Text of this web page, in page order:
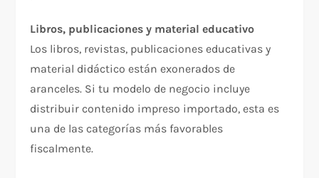
Libros, publicaciones y material educativo
Los libros, revistas, publicaciones educativas y
material didáctico están exonerados de
aranceles. Si tu modelo de negocio incluye
distribuir contenido impreso importado, esta es
una de las categorías más favorables
fiscalmente.